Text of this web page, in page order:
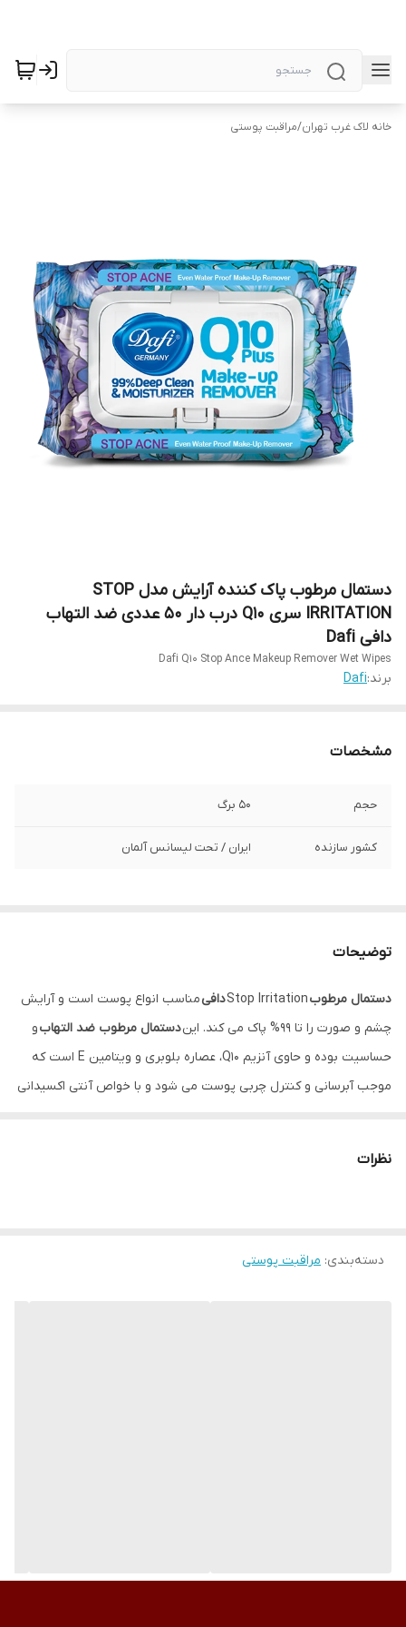
خانه لاک غرب تهران/مراقبت پوستی
دستمال مرطوب پاک کننده آرایش مدل STOP
IRRITATION سری Q10 درب دار 50 عددی ضد التهاب
دافی Dafi
Dafi Q10 Stop Ance Makeup Remover Wet Wipes
برند:Dafi
مشخصات
حجم 50 برگ
کشور سازنده ایران / تحت لیسانس آلمان
توضیحات
دستمال مرطوب دافیمناسب انواع پوست است و آرایش
چشم و صورت را تا 99% پاک می کند. این
دستمال مرطوب ضد التهابو
حساسیت بوده و حاوی آنزیم Q10، عصاره بلوبری و ویتامین E است که
موجب آبرسانی و کنترل چربی پوست می شود و با خواص آنتی اکسیدانی
نظرات
دسته‌بندی: مراقبت پوستی